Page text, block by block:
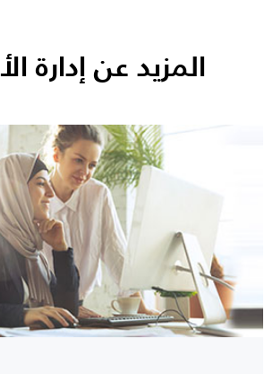
المزيد عن إدارة